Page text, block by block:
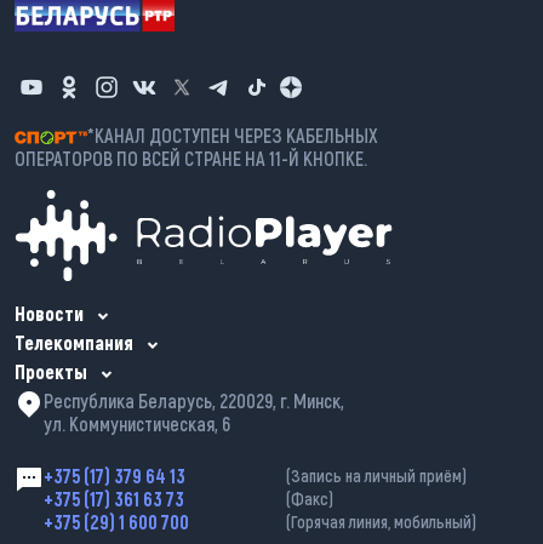
*КАНАЛ ДОСТУПЕН ЧЕРЕЗ КАБЕЛЬНЫХ
ОПЕРАТОРОВ ПО ВСЕЙ СТРАНЕ НА 11-Й КНОПКЕ.
Новости
Телекомпания
Проекты
Республика Беларусь, 220029, г. Минск,
ул. Коммунистическая, 6
+375 (17) 379 64 13 (Запись на личный приём)
+375 (17) 361 63 73 (Факс)
+375 (29) 1 600 700 (Горячая линия, мобильный)